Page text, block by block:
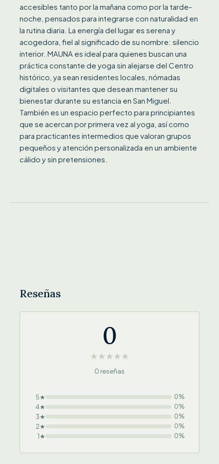
accesibles tanto por la mañana como por la tarde-
noche, pensados para integrarse con naturalidad en
la rutina diaria. La energía del lugar es serena y
acogedora, fiel al significado de su nombre: silencio
interior. MAUNA es ideal para quienes buscan una
práctica constante de yoga sin alejarse del Centro
histórico, ya sean residentes locales, nómadas
digitales o visitantes que desean mantener su
bienestar durante su estancia en San Miguel.
También es un espacio perfecto para principiantes
que se acercan por primera vez al yoga, así como
para practicantes intermedios que valoran grupos
pequeños y atención personalizada en un ambiente
cálido y sin pretensiones.
Reseñas
0
★★★★★
0 reseñas
5★ 0%
4★ 0%
3★ 0%
2★ 0%
1★ 0%